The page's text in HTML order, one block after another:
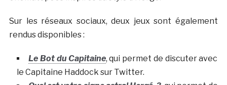
Sur les réseaux sociaux, deux jeux sont également
rendus disponibles :
Le Bot du Capitaine, qui permet de discuter avec
le Capitaine Haddock sur Twitter.